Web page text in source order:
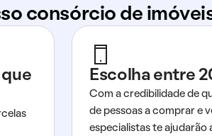
consórcio de
que
Escolha entre
Com a credibilidade de
de pessoas a comprar e
especialistas te ajudarão